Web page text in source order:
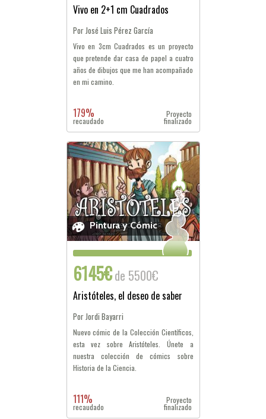
Vivo en 2+1 cm Cuadrados
Por José Luis Pérez García
Vivo en 3cm Cuadrados es un proyecto
que pretende dar casa de papel a cuatro
años de dibujos que me han acompañado
en mi camino.
179%
recaudado
Proyecto
finalizado
Pintura y Cómic
6145€de 5500€
Aristóteles, el deseo de saber
Por Jordi Bayarri
Nuevo cómic de la Colección Científicos,
esta vez sobre Aristóteles. Únete a
nuestra colección de cómics sobre
Historia de la Ciencia.
111%
recaudado
Proyecto
finalizado